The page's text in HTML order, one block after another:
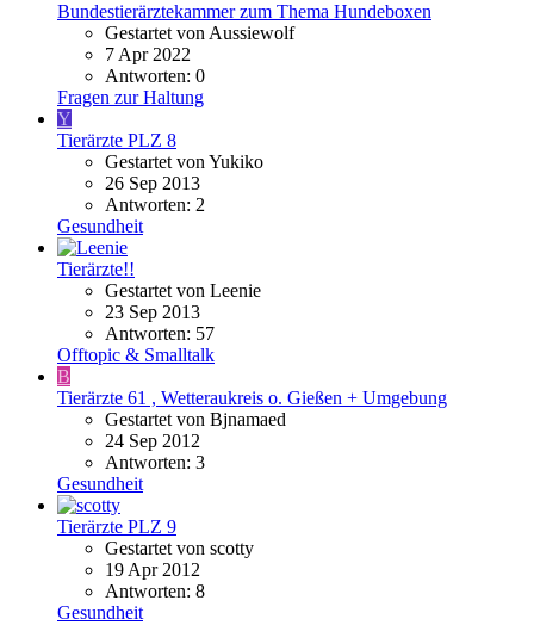
Bundestierärztekammer zum Thema Hundeboxen
Gestartet von Aussiewolf
7 Apr 2022
Antworten: 0
Fragen zur Haltung
Y
Tierärzte PLZ 8
Gestartet von Yukiko
26 Sep 2013
Antworten: 2
Gesundheit
Tierärzte!!
Gestartet von Leenie
23 Sep 2013
Antworten: 57
Offtopic & Smalltalk
B
Tierärzte 61 , Wetteraukreis o. Gießen + Umgebung
Gestartet von Bjnamaed
24 Sep 2012
Antworten: 3
Gesundheit
Tierärzte PLZ 9
Gestartet von scotty
19 Apr 2012
Antworten: 8
Gesundheit